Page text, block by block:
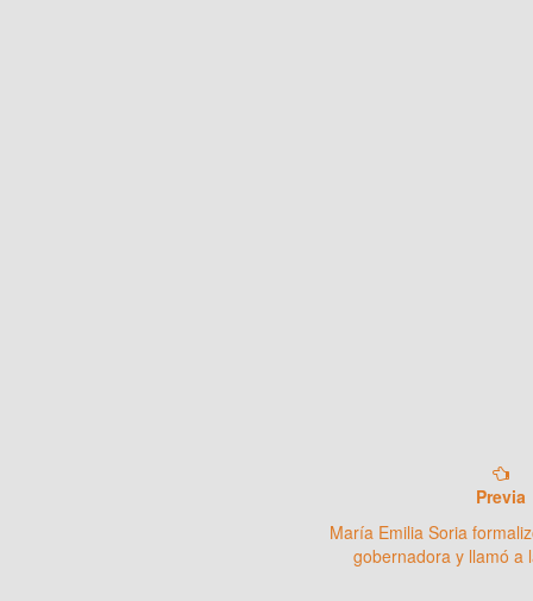
Previa
María Emilia Soria
gobernadora y llamó a